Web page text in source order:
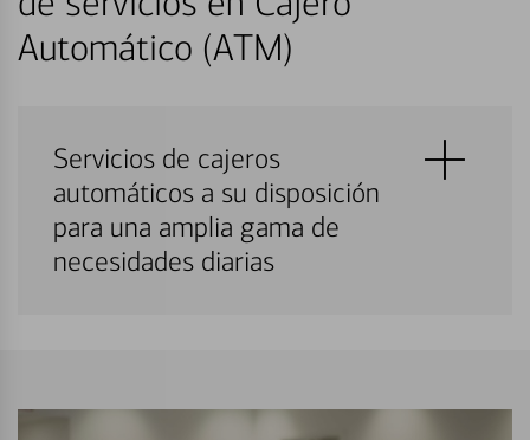
Automático (ATM)
Servicios de cajeros
automáticos a su disposición
para una amplia gama de
necesidades diarias